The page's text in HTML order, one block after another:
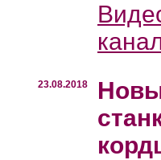
23.08.2018